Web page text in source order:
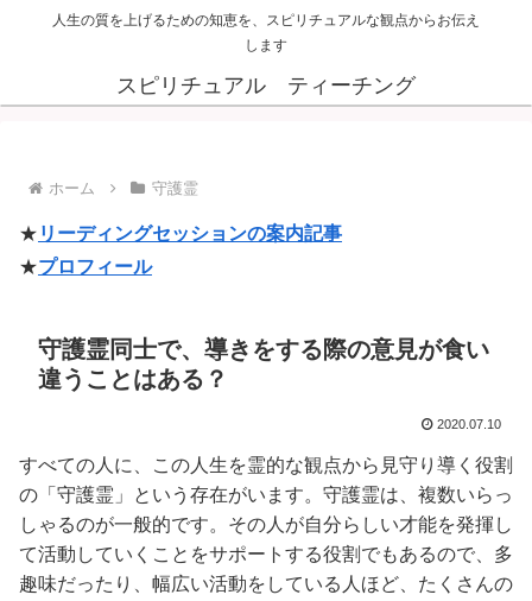
人生の質を上げるための知恵を、スピリチュアルな観点からお伝え
します
スピリチュアル ティーチング
ホーム 守護霊
★ リーディングセッションの案内記事
★プロフィール
守護霊同士で、導きをする際の意見が食い
違うことはある？
2020.07.10
すべての人に、この人生を霊的な観点から見守り導く役割
の「守護霊」という存在がいます。守護霊は、複数いらっ
しゃるのが一般的です。その人が自分らしい才能を発揮し
て活動していくことをサポートする役割でもあるので、多
趣味だったり、幅広い活動をしている人ほど、たくさんの